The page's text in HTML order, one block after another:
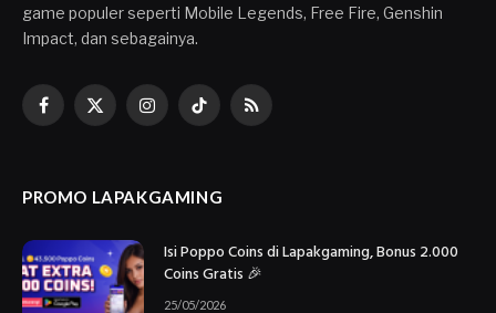
game populer seperti Mobile Legends, Free Fire, Genshin
Impact, dan sebagainya.
Facebook
X
InstagramTikTokRSS
PROMO LAPAKGAMING
Isi Poppo Coins di Lapakgaming, Bonus 2.000
Coins Gratis 🎉
25/05/2026